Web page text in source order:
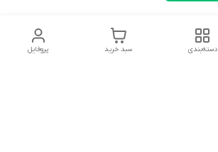
پروفایل سبد خرید دسته‌بندی